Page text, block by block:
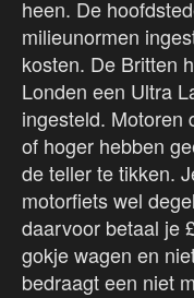
heen. De
milieunormen
kosten. De Britten
Londen een Ultra
ingesteld. Motoren
of hoger hebben
de teller te tikken.
motorfiets wel
daarvoor betaal je
gokje wagen en
bedraagt een niet